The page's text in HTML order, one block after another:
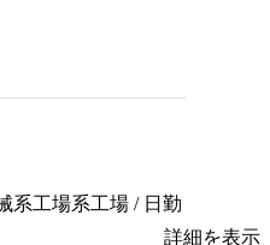
系工場系工場 / 日勤
詳細を表示